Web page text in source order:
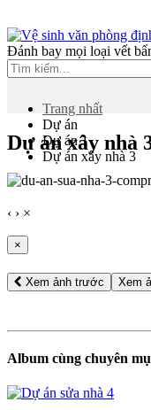
Đánh bay mọi loại vết
Trang nhất
Dự án
Dự án 1
Dự án xây nhà 3
Dự án xây nhà
‹ › ×
×
Xem ảnh trước Xem
Album cùng chuyên